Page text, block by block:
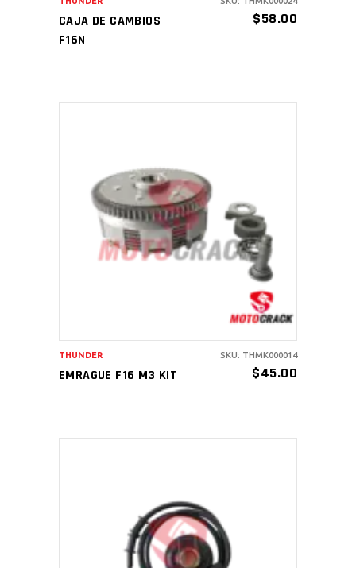
CAJA DE CAMBIOS
F16N
$58.00
AÑADIR AL CARRITO
EMRAGUE F16 M3 KIT $45.00
THUNDER SKU: THMK000014
AÑADIR AL CARRITO